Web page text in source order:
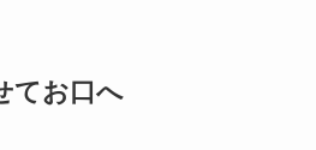
てお口へ